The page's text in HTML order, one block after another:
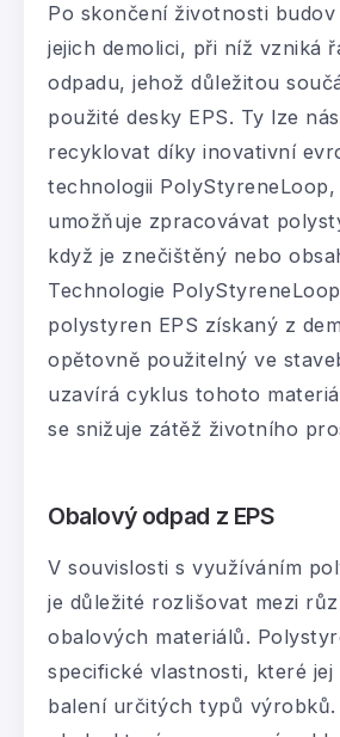
Po skončení životnosti
jejich demolici, při níž vzniká
odpadu, jehož důležitou
použité desky EPS. Ty lze
recyklovat díky inovativní
technologii
umožňuje zpracovávat
když je znečištěný nebo
Technologie
polystyren EPS získaný z
opětovně použitelný ve
uzavírá cyklus tohoto
se snižuje zátěž životního
Obalový odpad z EPS
V souvislosti s využíváním
je důležité rozlišovat mezi
obalových materiálů.
specifické vlastnosti, které
balení určitých typů